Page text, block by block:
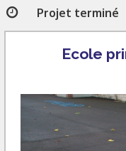
Projet terminé
Ecole